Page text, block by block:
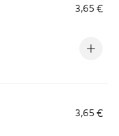
3,65 €
3,65 €